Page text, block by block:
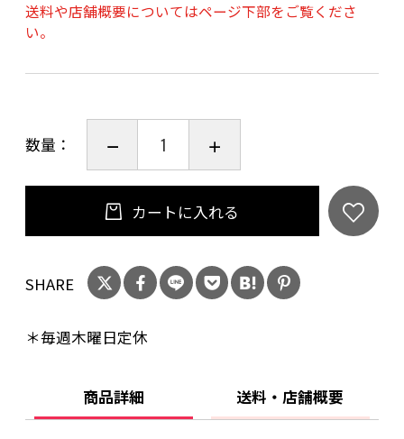
としなやかさが特徴です。当店スタンダードの
*カバーの開閉方法は一般的な【全開ファスナー
*ふとんの青木オリジナル商品です。ベテラン職
人の手により1枚1枚当店にてお仕立ていたしま
の送料はお客様ご負担となりますこと御了承下
さい。
送料や店舗概要についてはページ下部をご覧くださ
い。
数量：
カートに入れる
SHARE
＊毎週木曜日定休
商品詳細 送料・店舗概要